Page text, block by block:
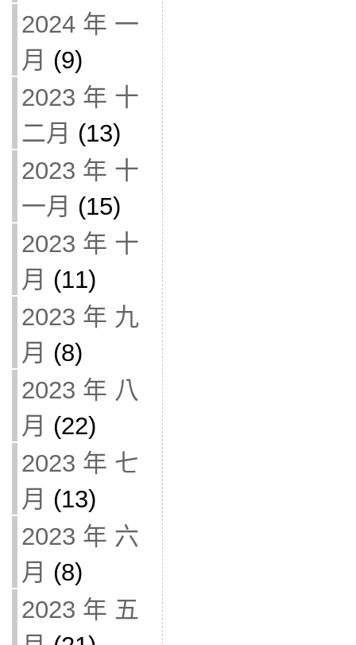
2024 年 一
月 (9)
2023 年 十
二月 (13)
2023 年 十
一月 (15)
2023 年 十
月 (11)
2023 年 九
月 (8)
2023 年 八
月 (22)
2023 年 七
月 (13)
2023 年 六
月 (8)
2023 年 五